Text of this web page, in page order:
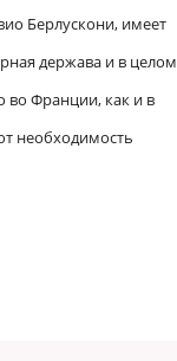
Берлускони, имеет
держава и в целом
во Франции, как и в
необходимость